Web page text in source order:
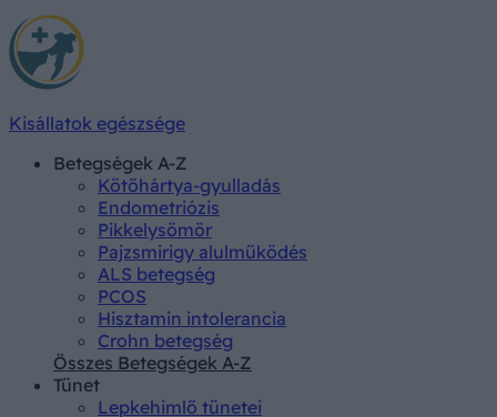
Kisállatok egészsége
Betegségek A-Z
Kötőhártya-gyulladás
Endometriózis
Pikkelysömör
Pajzsmirigy alulműködés
ALS betegség
PCOS
Hisztamin intolerancia
Crohn betegség
Összes Betegségek A-Z
Tünet
Lepkehimlő tünetei